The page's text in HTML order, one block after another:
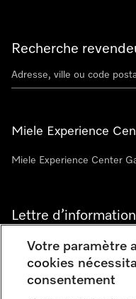
Recherche
Miele Experience
Miele Experience Center
Lettre d’information
Votre paramètre
cookies
consentement